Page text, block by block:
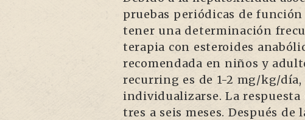
pruebas periódicas de
tener una determinación
terapia con esteroides
recomendada en niños y
recurring es de 1-2 mg/kg/
individualizarse. La
tres a seis meses. Después